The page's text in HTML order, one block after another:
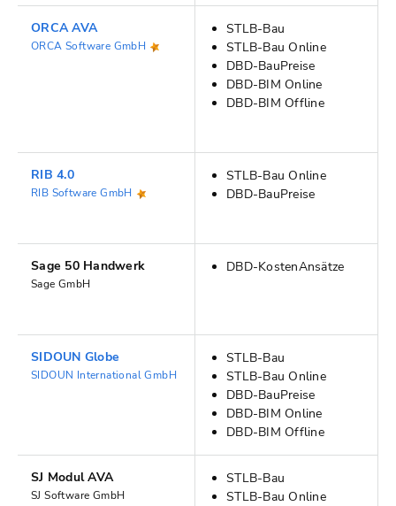
ORCA AVA
ORCA Software GmbH
STLB-Bau
STLB-Bau Online
DBD-BauPreise
DBD-BIM Online
DBD-BIM Offline
RIB 4.0
RIB Software GmbH
STLB-Bau Online
DBD-BauPreise
Sage 50 Handwerk
Sage GmbH
DBD-KostenAnsätze
SIDOUN Globe
SIDOUN International GmbH
STLB-Bau
STLB-Bau Online
DBD-BauPreise
DBD-BIM Online
DBD-BIM Offline
SJ Modul AVA
SJ Software GmbH
STLB-Bau
STLB-Bau Online